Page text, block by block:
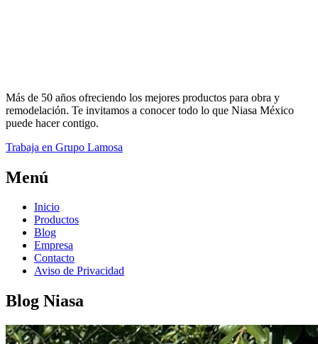
Más de 50 años ofreciendo los mejores productos para obra y
remodelación. Te invitamos a conocer todo lo que Niasa México
puede hacer contigo.
Trabaja en Grupo Lamosa
Menú
Inicio
Productos
Blog
Empresa
Contacto
Aviso de Privacidad
Blog Niasa